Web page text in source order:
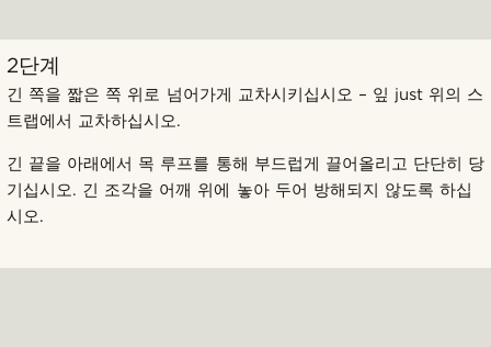
2단계
긴 쪽을 짧은 쪽 위로 넘어가게 교차시키십시오 – 잎 just 위의 스
트랩에서 교차하십시오.
긴 끝을 아래에서 목 루프를 통해 부드럽게 끌어올리고 단단히 당
기십시오. 긴 조각을 어깨 위에 놓아 두어 방해되지 않도록 하십
시오.